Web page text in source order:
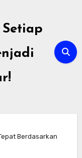
Berdasarkan